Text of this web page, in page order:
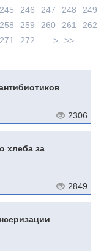
245 246 247 248
249
258 259 260 261
262
271 272 > >>
2306
хлеба за
2849